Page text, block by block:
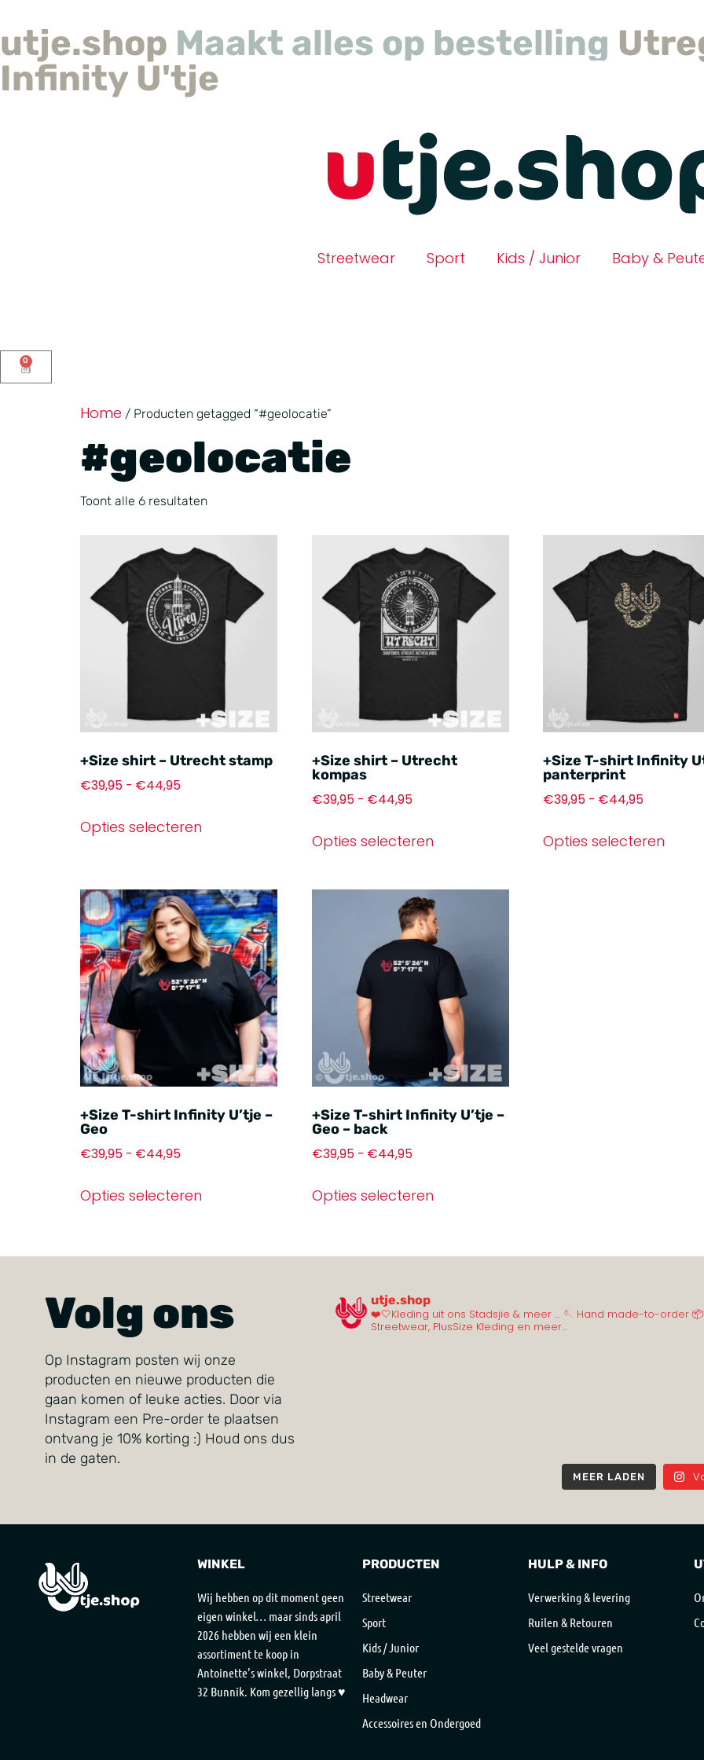
utje.shop Maakt alles op bestelling
Infinity U'tje
Streetwear Sport Kids / Junior Baby &
0
Home / Producten getagged “#geolocatie”
#geolocatie
Toont alle 6 resultaten
+Size shirt – Utrecht stamp
€39,95 - €44,95
Opties selecteren
+Size shirt – Utrecht
kompas
€39,95 - €44,95
Opties selecteren
+Size T-shirt Infinity
panterprint
€39,95 - €44,95
Opties selecteren
+Size T-shirt Infinity U’tje –
Geo
€39,95 - €44,95
Opties selecteren
+Size T-shirt Infinity U’tje –
Geo – back
€39,95 - €44,95
Opties selecteren
Volg ons
Op Instagram posten wij onze
producten en nieuwe producten die
gaan komen of leuke acties. Door via
Instagram een Pre-order te plaatsen
ontvang je 10% korting :) Houd ons dus
in de gaten.
utje.shop
❤️🤍Kleding uit ons Stadsjie & meer … 🪡 Hand made-to-order
Streetwear, PlusSize Kleding en meer…
MEER LADEN
WINKEL
Wij hebben op dit moment geen
eigen winkel… maar sinds april
2026 hebben wij een klein
assortiment te koop in
Antoinette’s winkel, Dorpstraat
32 Bunnik. Kom gezellig langs ♥
PRODUCTEN
Streetwear
Sport
Kids / Junior
Baby & Peuter
Headwear
Accessoires en Ondergoed
HULP & INFO
Verwerking & levering
Ruilen & Retouren
Veel gestelde vragen